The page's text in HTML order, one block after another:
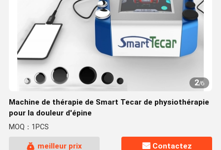
2/6
Machine de thérapie de Smart Tecar de physiothérapie
pour la douleur d'épine
MOQ：1PCS
meilleur prix Contactez